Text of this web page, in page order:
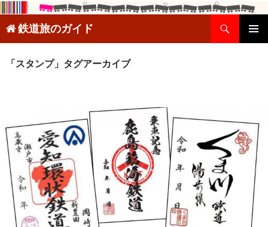
鉄道旅のガイド
索
テ
キ
ッ
プ
「スタンプ」タグアーカイブ